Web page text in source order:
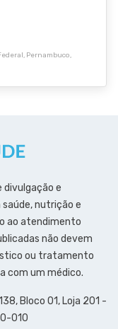
Pernambuco,
divulgação e
nutrição e
ao atendimento
não devem
ou tratamento
com um médico.
Bloco 01, Loja 201 -
010